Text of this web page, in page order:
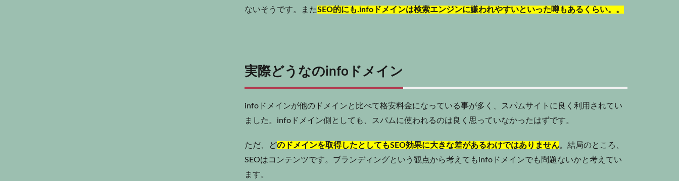
ないそうです。またSEO的にも.infoドメインは検索エンジンに嫌われやすいといった噂もあるくらい。。
実際どうなのinfoドメイン
infoドメインが他のドメインと比べて格安料金になっている事が多く、スパムサイトに良く利用されてい
ました。infoドメイン側としても、スパムに使われるのは良く思っていなかったはずです。
ただ、どのドメインを取得したとしてもSEO効果に大きな差があるわけではありません。結局のところ、
SEOはコンテンツです。ブランディングという観点から考えてもinfoドメインでも問題ないかと考えてい
ます。